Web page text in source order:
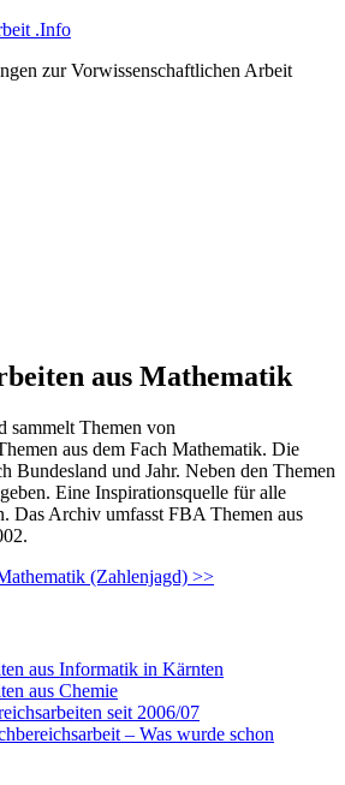
.Info
zur Vorwissenschaftlichen Arbeit
aus Mathematik
sammelt Themen von
aus dem Fach Mathematik. Die
Bundesland und Jahr. Neben den Themen
Eine Inspirationsquelle für alle
Das Archiv umfasst FBA Themen aus
(Zahlenjagd) >>
aus Informatik in Kärnten
aus Chemie
seit 2006/07
– Was wurde schon